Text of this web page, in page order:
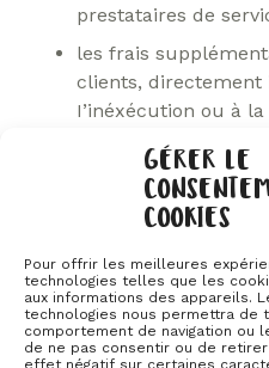
GÉRER LE
COOKIES
Pour offrir les meilleures
technologies telles que les
aux informations des appareils.
technologies nous permettra
comportement de navigation ou
de ne pas consentir ou de
effet négatif sur certaines
prestataires de
les frais
clients, directement
I’inéxécution ou à
paiement des
correspondant au
par le client,
les frais engagés
dans le seul but de
conséquences de
les dommages